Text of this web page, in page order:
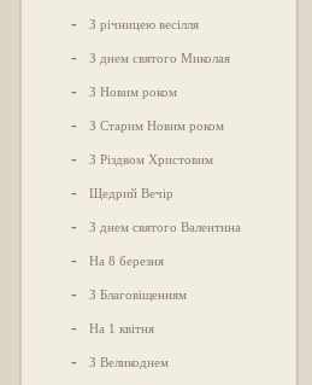
- З річницею весілля
- З днем святого Миколая
- З Новим роком
- З Старим Новим роком
- З Різдвом Христовим
- Щедрий Вечір
- З днем святого Валентина
- На 8 березня
- З Благовіщенням
- На 1 квітня
- З Великоднем